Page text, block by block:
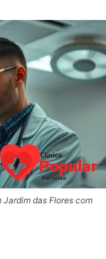
Jardim das Flores com